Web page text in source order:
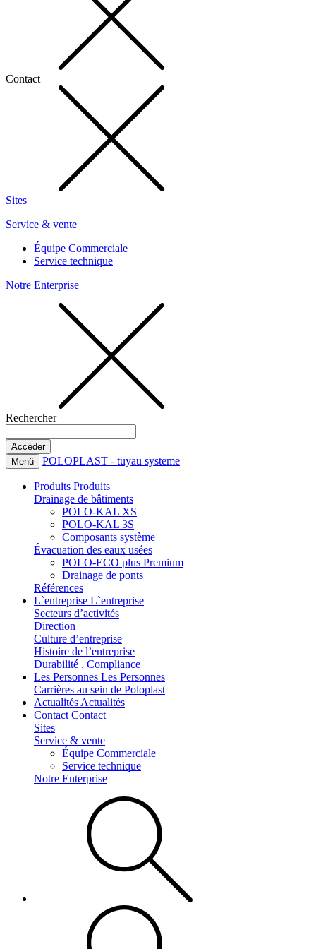
Contact
Sites
Service & vente
Équipe Commerciale
Service technique
Notre Enterprise
Rechercher
Menü POLOPLAST - tuyau systeme
Produits Produits
Drainage de bâtiments
POLO-KAL XS
POLO-KAL 3S
Composants système
Évacuation des eaux usées
POLO-ECO plus Premium
Drainage de ponts
Références
L`entreprise L`entreprise
Secteurs d’activités
Direction
Culture d’entreprise
Histoire de l’entreprise
Durabilité . Compliance
Les Personnes Les Personnes
Carrières au sein de Poloplast
Actualités Actualités
Contact Contact
Sites
Service & vente
Équipe Commerciale
Service technique
Notre Enterprise